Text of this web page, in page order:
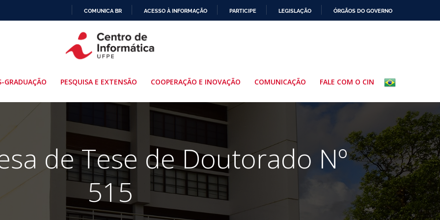
PARA
O
COMUNICA BR ACESSO À INFORMAÇÃO PARTICIPE LEGISLAÇÃO ÓRGÃOS DO GOVERNO
GRADUAÇÃO PESQUISA E EXTENSÃO COOPERAÇÃO E INOVAÇÃO COMUNICAÇÃO FALE COM O CIN
de Tese de Doutorado Nº
515